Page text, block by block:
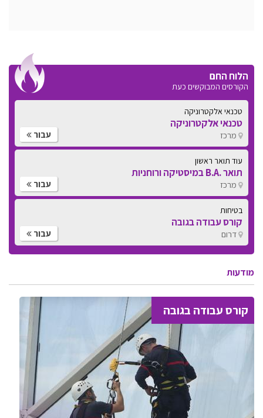
הלוח החם
הקורסים המבוקשים כעת
טכנאי אלקטרוניקה
טכנאי אלקטרוניקה
מרכז עבור
עוד תואר ראשון
תואר .B.A במיסטיקה ורוחניות
מרכז עבור
בטיחות
קורס עבודה בגובה
דרום עבור
מודעות
קורס עבודה בגובה